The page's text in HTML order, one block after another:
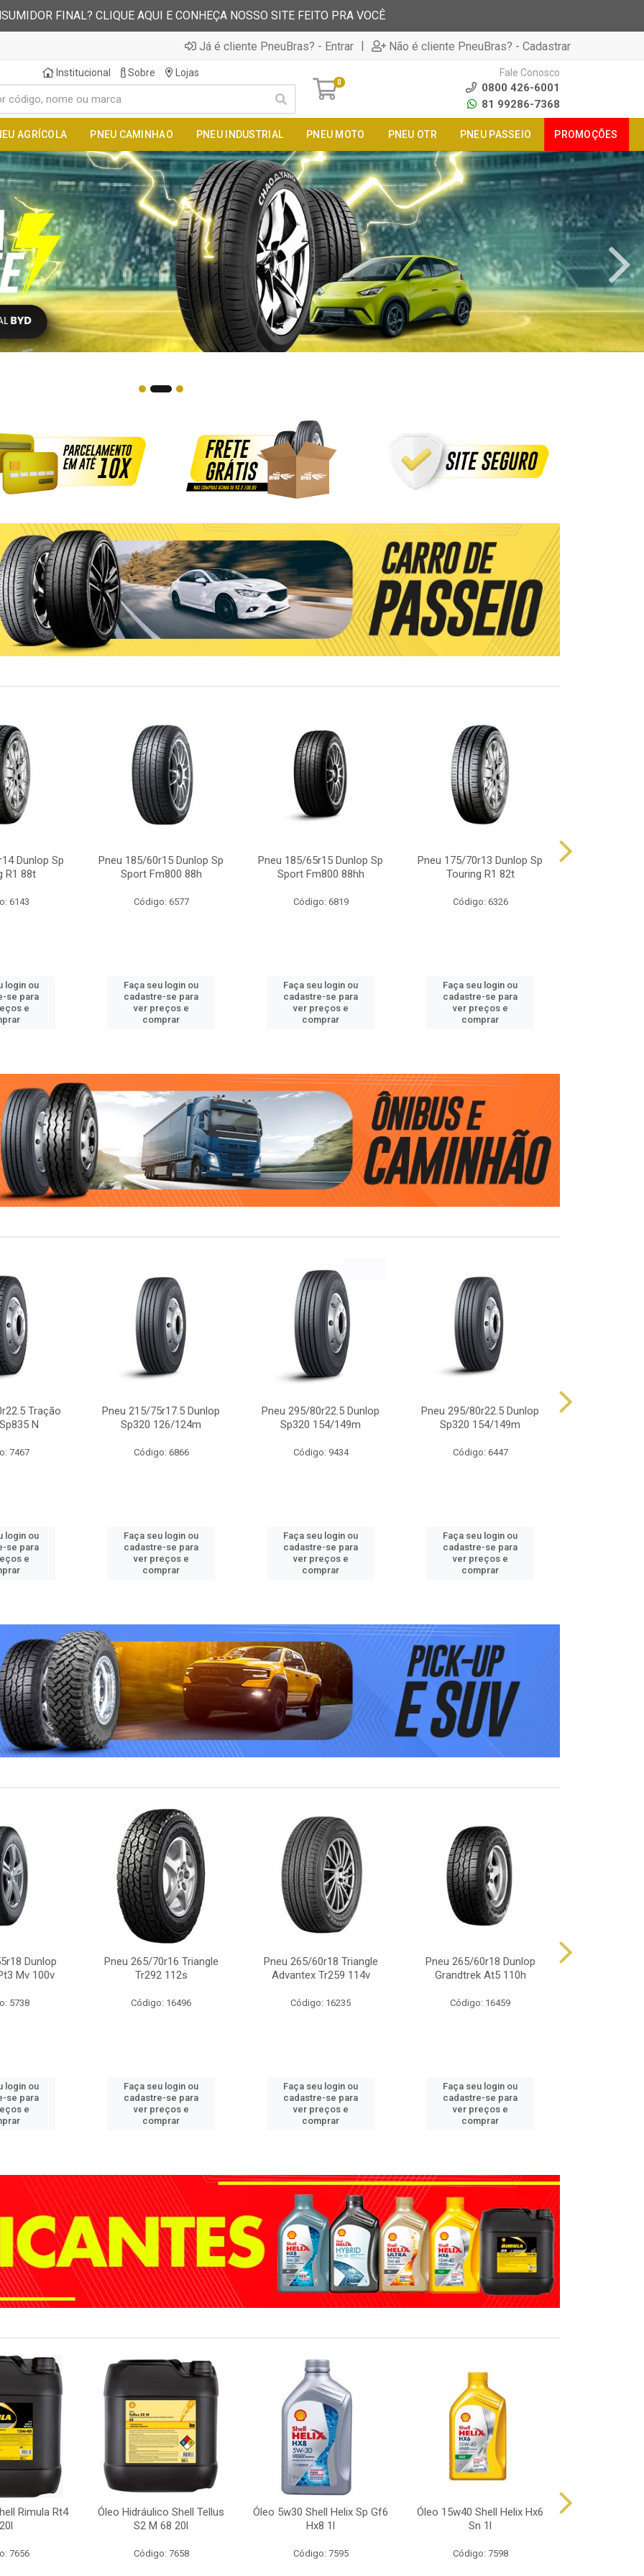
FINAL? CLIQUE AQUI E CONHEÇA NOSSO SITE FEITO PRA VOCÊ
Já é cliente PneuBras? - Entrar | Não é cliente PneuBras? - Cadastrar
Institucional Sobre Lojas
0
Fale Conosco
0800 426-6001
81 99286-7368
AGRÍCOLA PNEU CAMINHAO PNEU INDUSTRIAL PNEU MOTO PNEU OTR PNEU PASSEIO PROMOÇÕES
Dunlop Sp
R1 88t
6143
login ou
se para
e
Pneu 185/60r15 Dunlop Sp
Sport Fm800 88h
Código: 6577
Faça seu login ou
cadastre-se para
ver preços e
comprar
Pneu 185/65r15 Dunlop Sp
Sport Fm800 88hh
Código: 6819
Faça seu login ou
cadastre-se para
ver preços e
comprar
Pneu 175/70r13 Dunlop Sp
Touring R1 82t
Código: 6326
Faça seu login ou
cadastre-se para
ver preços e
comprar
Tração
N
7467
login ou
se para
e
Pneu 215/75r17.5 Dunlop
Sp320 126/124m
Código: 6866
Faça seu login ou
cadastre-se para
ver preços e
comprar
Pneu 295/80r22.5 Dunlop
Sp320 154/149m
Código: 9434
Faça seu login ou
cadastre-se para
ver preços e
comprar
Pneu 295/80r22.5 Dunlop
Sp320 154/149m
Código: 6447
Faça seu login ou
cadastre-se para
ver preços e
comprar
Dunlop
Mv 100v
5738
login ou
se para
e
Pneu 265/70r16 Triangle
Tr292 112s
Código: 16496
Faça seu login ou
cadastre-se para
ver preços e
comprar
Pneu 265/60r18 Triangle
Advantex Tr259 114v
Código: 16235
Faça seu login ou
cadastre-se para
ver preços e
comprar
Pneu 265/60r18 Dunlop
Grandtrek At5 110h
Código: 16459
Faça seu login ou
cadastre-se para
ver preços e
comprar
Rimula Rt4
7656
Óleo Hidráulico Shell Tellus
S2 M 68 20l
Código: 7658
Óleo 5w30 Shell Helix Sp Gf6
Hx8 1l
Código: 7595
Óleo 15w40 Shell Helix Hx6
Sn 1l
Código: 7598